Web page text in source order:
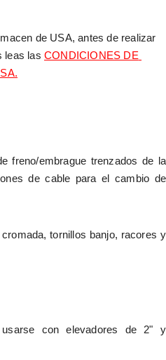
de USA, antes de realizar
leas las CONDICIONES DE
freno/embrague trenzados de la
de cable para el cambio de
cromada, tornillos banjo, racores y
con elevadores de 2" y